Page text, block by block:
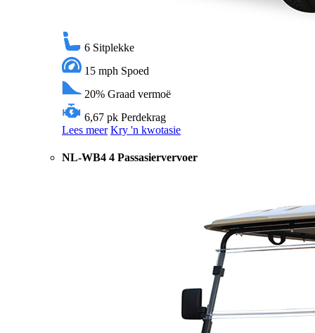
6 Sitplekke
15 mph Spoed
20% Graad vermoë
6,67 pk Perdekrag
Lees meer Kry 'n kwotasie
NL-WB4 4 Passasiervervoer